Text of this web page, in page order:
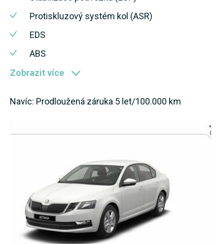
Protiskluzový systém kol (ASR)
EDS
ABS
Zobrazit více
Navíc: Prodloužená záruka 5 let/100.000 km